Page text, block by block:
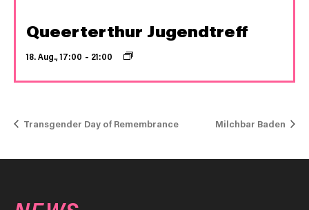
Queerterthur Jugendtreff
18. Aug., 17:00 – 21:00
Transgender Day of Remembrance Milchbar Baden